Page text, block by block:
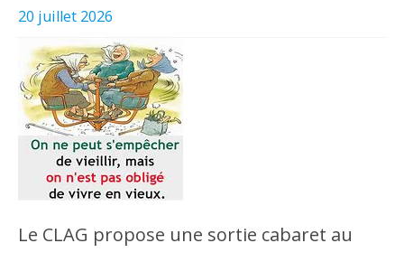
20 juillet 2026
Le CLAG propose une sortie cabaret au